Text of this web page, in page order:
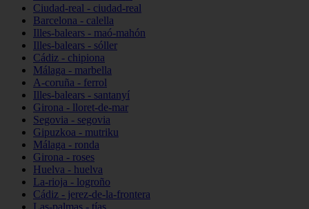
Ciudad-real - ciudad-real
Barcelona - calella
Illes-balears - maó-mahón
Illes-balears - sóller
Cádiz - chipiona
Málaga - marbella
A-coruña - ferrol
Illes-balears - santanyí
Girona - lloret-de-mar
Segovia - segovia
Gipuzkoa - mutriku
Málaga - ronda
Girona - roses
Huelva - huelva
La-rioja - logroño
Cádiz - jerez-de-la-frontera
Las-palmas - tías